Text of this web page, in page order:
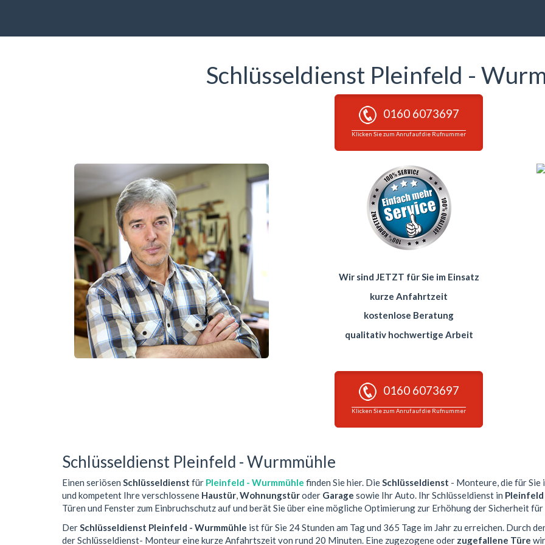
Schlüsseldienst Pleinfeld -
0160 6073697
Klicken Sie zum Anruf auf die Rufnummer
Wir sind JETZT für Sie im Einsatz
kurze Anfahrtzeit
kostenlose Beratung
qualitativ hochwertige Arbeit
0160 6073697
Klicken Sie zum Anruf auf die Rufnummer
Schlüsseldienst Pleinfeld - Wurmmühle
Einen seriösen Schlüsseldienst für Pleinfeld - Wurmmühle finden Sie hier. DieSchlüsseldienst - Monteure, die für Sie
und kompetent Ihre verschlossene Haustür,Wohnungstüroder Garage sowie Ihr Auto. Ihr Schlüsseldienst in Pleinfeld
Türen und Fenster zum Einbruchschutz auf und berät Sie über eine mögliche Optimierung zur Erhöhung der Sicherheit
DerSchlüsseldienst Pleinfeld - Wurmmühle ist für Sie 24 Stunden am Tag und 365 Tage im Jahr zu erreichen. Durch
der Schlüsseldienst- Monteur eine kurze Anfahrtszeit von rund 20 Minuten. Eine zugezogene oder zugefallene Türe